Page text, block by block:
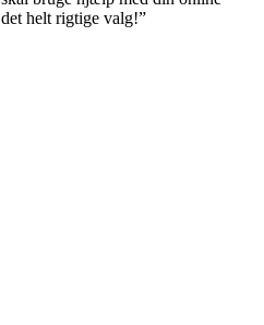
helt rigtige valg!”